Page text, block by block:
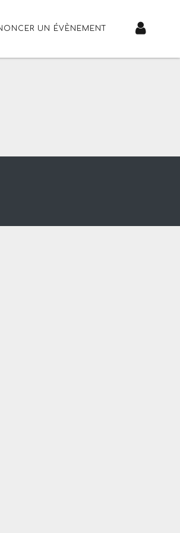
UN ÉVÈNEMENT